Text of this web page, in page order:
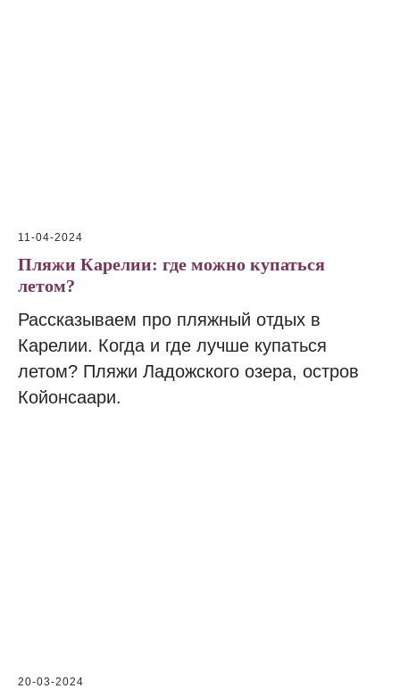
11-04-2024
Пляжи Карелии: где можно купаться
летом?
Рассказываем про пляжный отдых в
Карелии. Когда и где лучше купаться
летом? Пляжи Ладожского озера, остров
Койонсаари.
20-03-2024